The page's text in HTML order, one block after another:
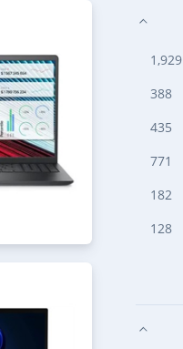
1,929
388
435
771
182
128